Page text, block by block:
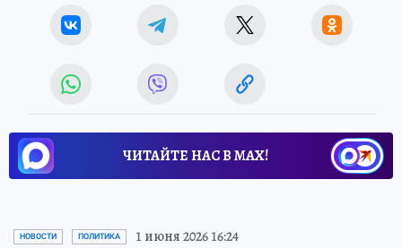
ЧИТАЙТЕ НАС В МАХ!
НОВОСТИ ПОЛИТИКА 1 июня 2026 16:24